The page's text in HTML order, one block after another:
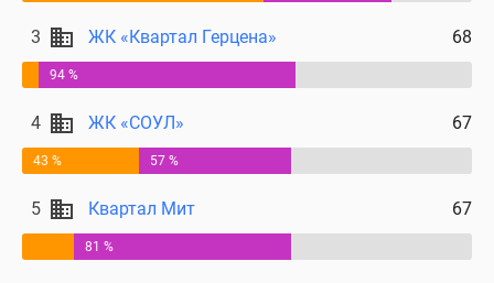
3 ЖК «Квартал Герцена» 68
94 %
4 ЖК «СОУЛ» 67
43 % 57 %
5 Квартал Мит 67
81 %